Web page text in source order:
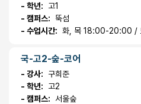
- 학년:
고1
- 캠퍼스:
뚝섬
- 수업시간: 화, 목 18:00-20:00 /
국-고2-숲-코어
- 강사:
구희준
- 학년:
고2
- 캠퍼스:
서울숲